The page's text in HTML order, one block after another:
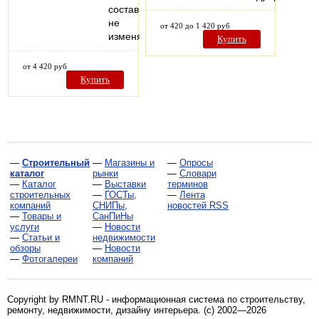
состав
не
изменяет…
от 4 420 руб
Купить
от 420 до 1 420 руб
Купить
— Строительный
каталог
— Каталог
строительных
компаний
— Товары и
услуги
— Статьи и
обзоры
— Фотогалереи
— Магазины и
рынки
— Выставки
— ГОСТы,
СНИПы,
СанПиНы
— Новости
недвижимости
— Новости
компаний
— Опросы
— Словари
терминов
— Лента
новостей RSS
Copyright by RMNT.RU - информационная система по строительству,
ремонту, недвижимости, дизайну интерьера . (c) 2002—2026